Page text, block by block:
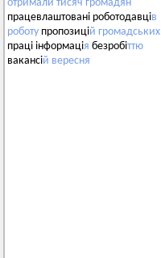
отримали тисяч громадян
працевлаштовані роботодавців
роботу пропозицій громадських
праці інформація безробіттю
вакансій вересня